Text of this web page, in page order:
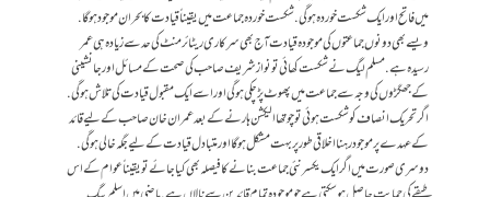
میں فاتح اور ایک شکست خوردہ ہوگی. شکست خوردہ جماعت میں یقیناً قیادت کا بحران موجود ہوگا.
ویسے بھی دونوں جماعتوں کی موجودہ قیادت آج بھی سرکاری ریٹائرمنٹ کی حد سے زیادہ ہی عمر
رسیدہ ہے. مسلم لیگ نے شکست کھائی تو نواز شریف صاحب کی صحت کے مسائل اور جانشینی
کے جھگڑوں کی وجہ سے جماعت میں پھوٹ پڑ چکی ہوگی اور اسے ایک مقبول قیادت کی تلاش ہوگی.
اگر تحریک انصاف کو شکست ہوئی تو چوتھا الیکشن ہارنے کے بعد عمران خان صاحب کے لیے قائد
کے عہدے پر موجود رہنا اخلاقی طور پر بہت مشکل ہوگا اور متبادل قیادت کے لیے جگہ خالی ہوگی.
دوسری صورت میں اگر ایک یکسر نئی جماعت بنانے کا فیصلہ بھی کیا جائے تو یقیناً عوام کے اس